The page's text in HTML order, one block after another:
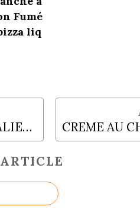
Fumé
liq
FILET MIGNON A L'ITALIENNE